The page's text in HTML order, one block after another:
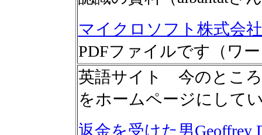
マイクロソフト株式会
PDFファイルです（ワ
英語サイト 今のところ
をホームページにして
返金を受けた男Geoffrey